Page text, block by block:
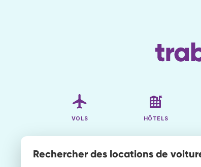
VOLS HÔTELS
Rechercher des locations de